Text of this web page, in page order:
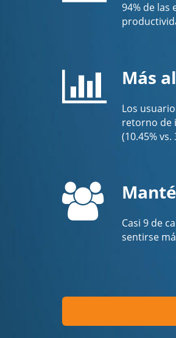
94% de las
Más
Los
retorno de
(10.45% vs.
Casi 9 de
sentirse